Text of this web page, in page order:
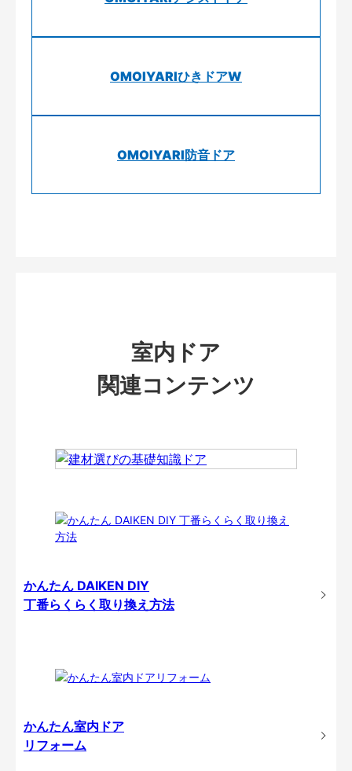
OMOIYARIひきドアW
OMOIYARI防音ドア
室内ドア
関連コンテンツ
かんたん DAIKEN DIY
丁番らくらく取り換え方法
かんたん室内ドア
リフォーム